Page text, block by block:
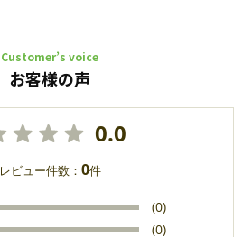
Customer’s voice
お客様の声
0.0
レビュー件数： 0件
(0)
(0)